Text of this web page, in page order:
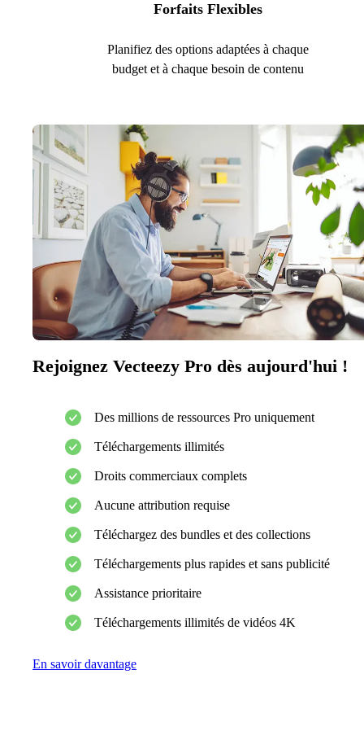
Forfaits Flexibles
Planifiez des options adaptées à chaque
budget et à chaque besoin de contenu
Rejoignez Vecteezy Pro dès aujourd'hui !
Des millions de ressources Pro uniquement
Téléchargements illimités
Droits commerciaux complets
Aucune attribution requise
Téléchargez des bundles et des collections
Téléchargements plus rapides et sans publicité
Assistance prioritaire
Téléchargements illimités de vidéos 4K
En savoir davantage